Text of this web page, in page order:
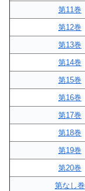
第11巻
第12巻
第13巻
第14巻
第15巻
第16巻
第17巻
第18巻
第19巻
第20巻
第なし巻